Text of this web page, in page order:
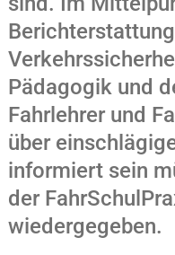
Pädagogik und
Fahrlehrer und
über
informiert sein
der
wiedergegeben.